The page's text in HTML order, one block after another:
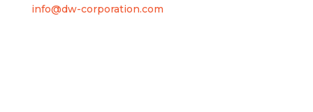
info@dw-corporation.com